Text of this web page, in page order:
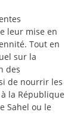
leur mise en
Tout en
sur la
des
de nourrir les
la République
Sahel ou le